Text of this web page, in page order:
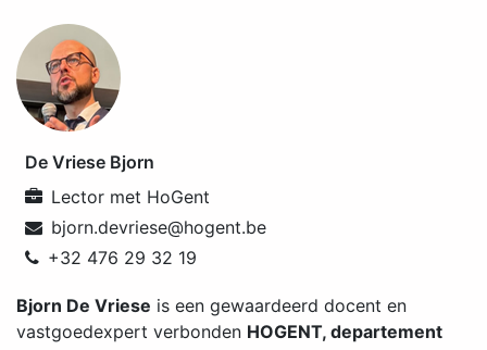
De Vriese Bjorn
Lector met HoGent
bjorn.devriese@hogent.be
+32 476 29 32 19
Bjorn De Vriese is een gewaardeerd docent en
vastgoedexpert verbonden HOGENT, departement